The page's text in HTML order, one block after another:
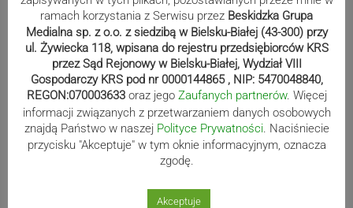
ramach korzystania z Serwisu przez Beskidzka Grupa
Medialna sp. z o.o. z siedzibą w Bielsku-Białej (43-300) przy
ul. Żywiecka 118, wpisana do rejestru przedsiębiorców KRS
przez Sąd Rejonowy w Bielsku-Białej, Wydział VIII
Gospodarczy KRS pod nr 0000144865 , NIP: 5470048840,
REGON:070003633 oraz jego Zaufanych partnerów. Więcej
informacji związanych z przetwarzaniem danych osobowych
znajdą Państwo w naszej Polityce Prywatności. Naciśniecie
przycisku "Akceptuje" w tym oknie informacyjnym, oznacza
zgodę.
Akceptuje